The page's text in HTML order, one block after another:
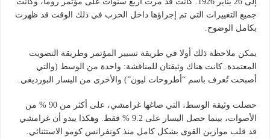
جميع التغييرات التي تم إجراؤها داخل الحزب في ذلك الوقت قد ظهرت
بكامل الوضوح.
يمكن ملاحظة ذلك أولا في طريقة تسيير المؤتمر وطريقة التصويت
المعتمدة. كانت هناك وثيقتان للمناقشة: واحدة من الوسط (والتي
أصبحت تُعرف باسم “أطروحات ليون”) والأخرى من اليسار البورديغي.
حصلت وثيقة الوسط، التي صاغها غرامشي، على أكثر من 90 % من
الأصوات، بينما حصل اليسار على 9.2 % فقط. وهكذا يبدو أن غرامشي
قد قلب موازين القوى بشكل كامل منذ كونفرانس كومو الاستثنائي.